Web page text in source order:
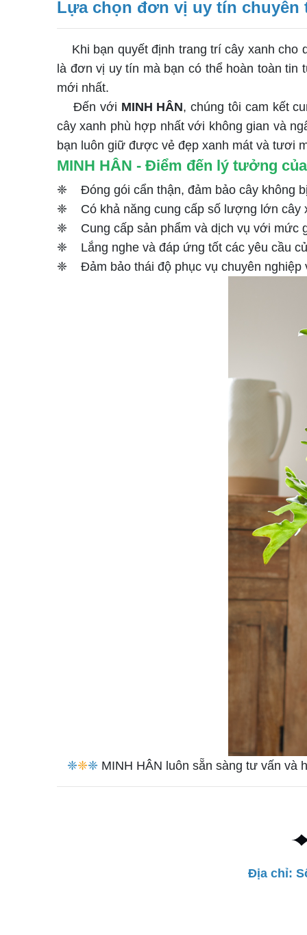
Lựa chọn đơn vị uy tín chuyên
Khi bạn quyết định trang trí cây xanh
là đơn vị uy tín mà bạn có thể hoàn toàn
mới nhất.
Đến với MINH HÂN, chúng tôi cam kết
cây xanh phù hợp nhất với không gian và
bạn luôn giữ được vẻ đẹp xanh mát và tươi
MINH HÂN - Điểm đến lý tưởng
❈ Đóng gói cẩn thận, đảm bảo cây không
❈ Có khả năng cung cấp số lượng lớn cây
❈ Cung cấp sản phẩm và dịch vụ với mức
❈ Lắng nghe và đáp ứng tốt các yêu cầu
❈ Đảm bảo thái độ phục vụ chuyên nghiệp
❈❈❈ MINH HÂN luôn sẵn sàng tư vấn và
Địa chỉ: